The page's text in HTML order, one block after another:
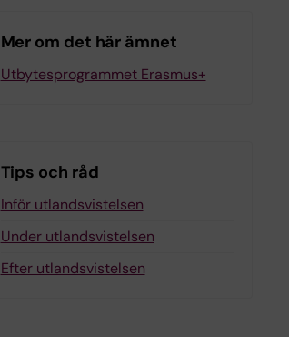
Mer om det här ämnet
Utbytesprogrammet Erasmus+
Tips och råd
Inför utlandsvistelsen
Under utlandsvistelsen
Efter utlandsvistelsen